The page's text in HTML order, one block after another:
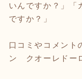
いんですか？」「
ですか？」
口コミやコメント
ン クオーレドー